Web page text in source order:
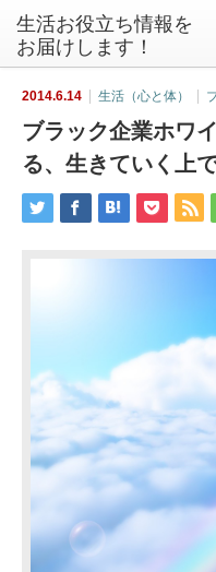
生活お役立ち情報を
お届けします！
2014.6.14 生活（心と体）
ブラック企業ホワ
る、生きていく上